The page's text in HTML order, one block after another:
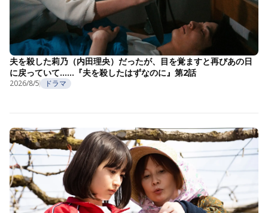
夫を殺した莉乃（内田理央）だったが、目を覚ますと再びあの日
に戻っていて……『夫を殺したはずなのに』第2話
2026/8/5 ドラマ